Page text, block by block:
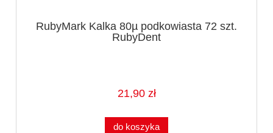
RubyMark Kalka 80µ podkowiasta 72 szt.
RubyDent
21,90 zł
do koszyka